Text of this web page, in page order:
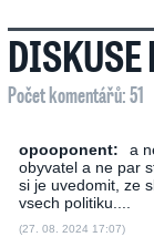
DISKUSE
Počet komentářů: 51
opooponent:
a
obyvatel a ne par
si je uvedomit, ze
vsech politiku....
(27. 08. 2024 17:07)